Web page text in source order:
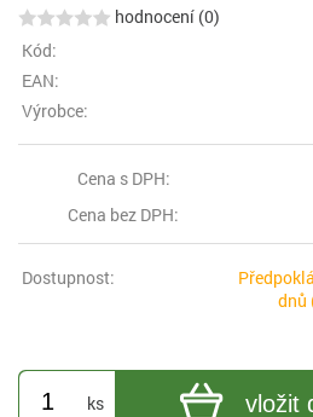
hodnocení (0)
Kód:
EAN:
Výrobce:
Cena s DPH:
Cena bez DPH:
Dostupnost:
dnů
ks vložit